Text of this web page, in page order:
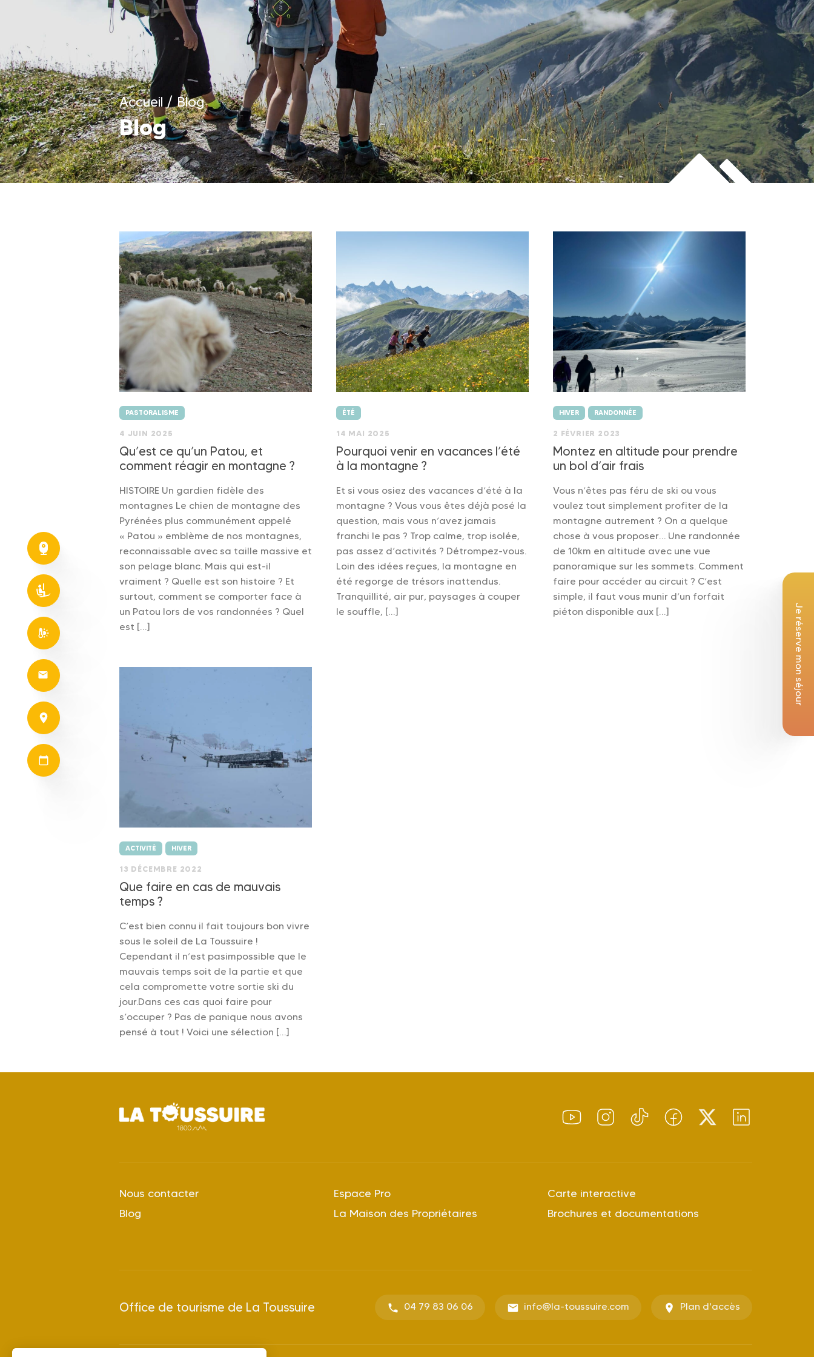
Je réserve mon séjour
Accueil /Blog
Blog
PASTORALISME
4 JUIN 2025
Qu’est ce qu’un Patou, et
comment réagir en montagne ?
HISTOIRE Un gardien fidèle des
montagnes Le chien de montagne des
Pyrénées plus communément appelé
« Patou » emblème de nos montagnes,
reconnaissable avec sa taille massive et
son pelage blanc. Mais qui est-il
vraiment ? Quelle est son histoire ? Et
surtout, comment se comporter face à
un Patou lors de vos randonnées ? Quel
est […]
ÉTÉ
14 MAI 2025
Pourquoi venir en vacances l’été
à la montagne ?
Et si vous osiez des vacances d’été à la
montagne ? Vous vous êtes déjà posé la
question, mais vous n’avez jamais
franchi le pas ? Trop calme, trop isolée,
pas assez d’activités ? Détrompez-vous.
Loin des idées reçues, la montagne en
été regorge de trésors inattendus.
Tranquillité, air pur, paysages à couper
le souffle, […]
HIVER RANDONNÉE
2 FÉVRIER 2023
Montez en altitude pour prendre
un bol d’air frais
Vous n’êtes pas féru de ski ou vous
voulez tout simplement profiter de la
montagne autrement ? On a quelque
chose à vous proposer… Une randonnée
de 10km en altitude avec une vue
panoramique sur les sommets. Comment
faire pour accéder au circuit ? C’est
simple, il faut vous munir d’un forfait
piéton disponible aux […]
ACTIVITÉ HIVER
13 DÉCEMBRE 2022
Que faire en cas de mauvais
temps ?
C’est bien connu il fait toujours bon vivre
sous le soleil de La Toussuire !
Cependant il n’est pasimpossible que le
mauvais temps soit de la partie et que
cela compromette votre sortie ski du
jour.Dans ces cas quoi faire pour
s’occuper ? Pas de panique nous avons
pensé à tout ! Voici une sélection […]
Nous contacter
Blog
Espace Pro
La Maison des Propriétaires
Carte interactive
Brochures et documentations
Office de tourisme de La Toussuire 04 79 83 06 06 info@la-toussuire.com Plan d'accès